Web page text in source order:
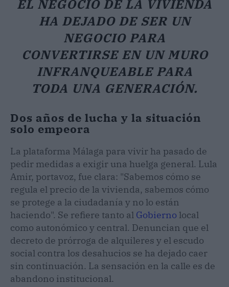
EL NEGOCIO DE LA VIVIENDA
HA DEJADO DE SER UN
NEGOCIO PARA
CONVERTIRSE EN UN MURO
INFRANQUEABLE PARA
TODA UNA GENERACIÓN.
Dos años de lucha y la situación
solo empeora
La plataforma Málaga para vivir ha pasado de
pedir medidas a exigir una huelga general. Lula
Amir, portavoz, fue clara: "Sabemos cómo se
regula el precio de la vivienda, sabemos cómo
se protege a la ciudadanía y no lo están
haciendo". Se refiere tanto al Gobierno local
como autonómico y central. Denuncian que el
decreto de prórroga de alquileres y el escudo
social contra los desahucios se ha dejado caer
sin continuación. La sensación en la calle es de
abandono institucional.